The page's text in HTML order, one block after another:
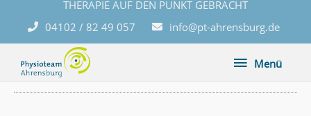
THERAPIE AUF DEN PUNKT GEBRACHT
04102 / 82 49 057
info@pt-ahrensburg.de
Menü
Menü